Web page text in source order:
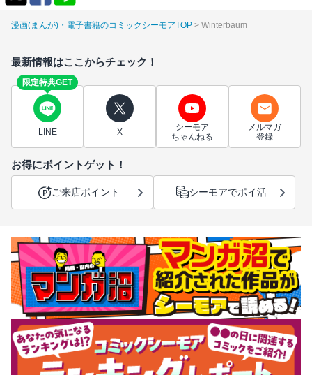
漫画(まんが)・電子書籍のコミックシーモアTOP Winterbaum
最新情報はここからチェック！
限定特典GET
LINE X
シーモア
ちゃんねる
メルマガ
登録
お得にポイントゲット！
ご来店ポイント シーモアでポイ活